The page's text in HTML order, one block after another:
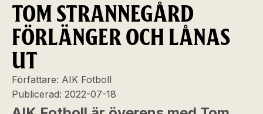
TOM STRANNEGÅRD
FÖRLÄNGER OCH LÅNAS
UT
Författare: AIK Fotboll
Publicerad: 2022-07-18